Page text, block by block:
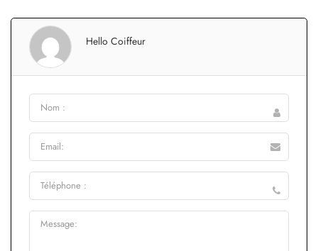
Hello Coiffeur